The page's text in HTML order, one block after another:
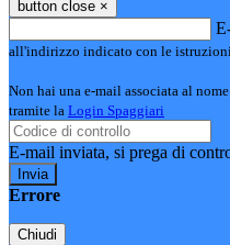
button close ×
all'indirizzo indicato con le istruzioni
Non hai una e-mail associata al
tramite la Login Spaggiari
E-mail inviata, si prega di
Errore
Chiudi